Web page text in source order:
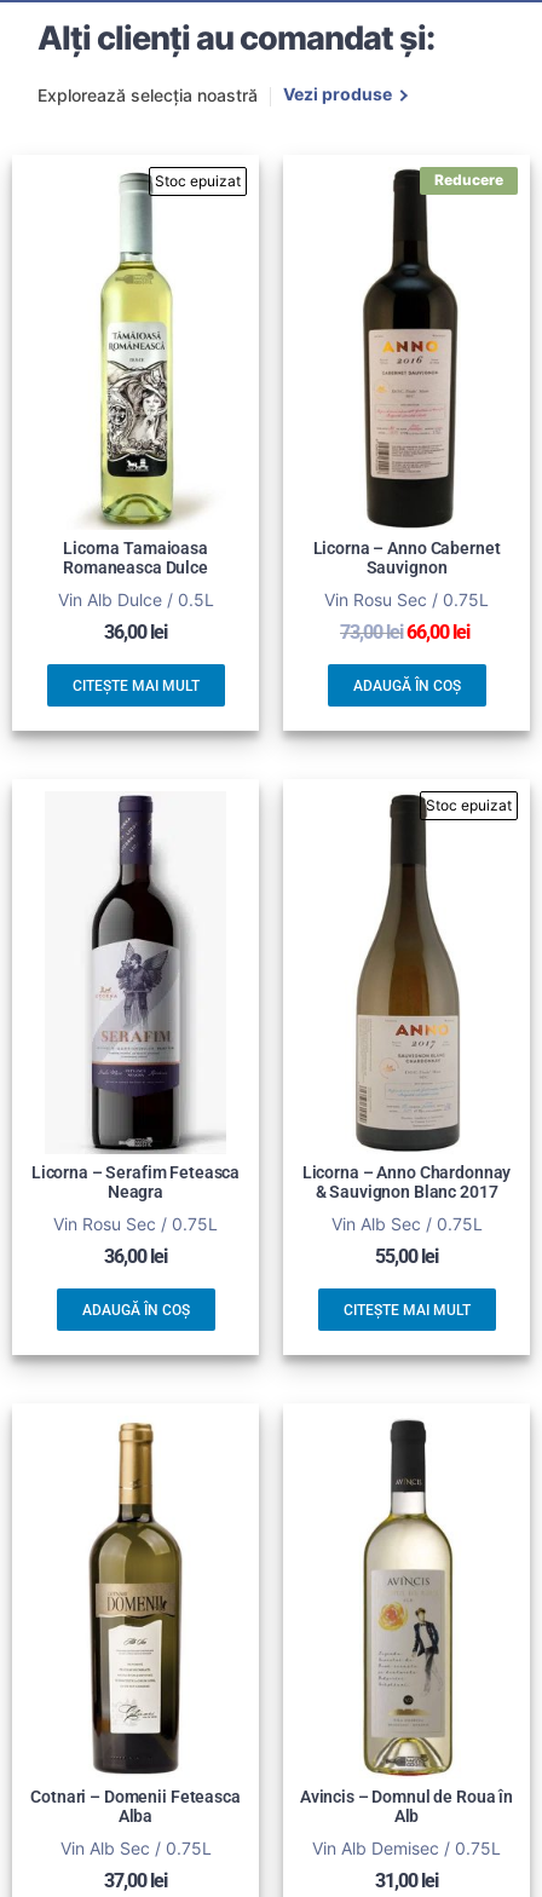
Alți clienți au comandat și:
Explorează selecția noastră Vezi produse
Licorna Tamaioasa
Romaneasca Dulce
Vin Alb Dulce / 0.5L
36,00lei
CITEȘTE MAI MULT
Licorna – Anno Cabernet
Sauvignon
Vin Rosu Sec / 0.75L
73,00lei66,00lei
ADAUGĂ ÎN COȘ
Licorna – Serafim Feteasca
Neagra
Vin Rosu Sec / 0.75L
36,00lei
ADAUGĂ ÎN COȘ
Licorna – Anno Chardonnay
& Sauvignon Blanc 2017
Vin Alb Sec / 0.75L
55,00lei
CITEȘTE MAI MULT
Cotnari – Domenii Feteasca
Alba
Vin Alb Sec / 0.75L
37,00 lei
Avincis – Domnul de Roua în
Alb
Vin Alb Demisec / 0.75L
31,00 lei